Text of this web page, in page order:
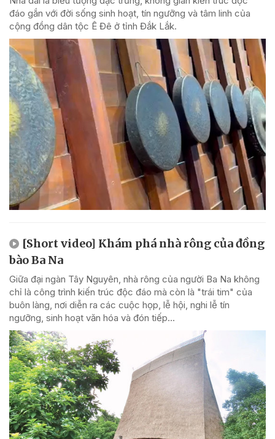
đáo gắn với đời sống sinh hoạt, tín ngưỡng và tâm linh của
cộng đồng dân tộc Ê Đê ở tỉnh Đắk Lắk.
[Short video] Khám phá nhà rông của đồng
bào Ba Na
Giữa đại ngàn Tây Nguyên, nhà rông của người Ba Na không
chỉ là công trình kiến trúc độc đáo mà còn là "trái tim" của
buôn làng, nơi diễn ra các cuộc họp, lễ hội, nghi lễ tín
ngưỡng, sinh hoạt văn hóa và đón tiếp...